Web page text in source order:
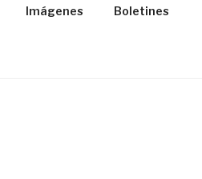
Imágenes Boletines